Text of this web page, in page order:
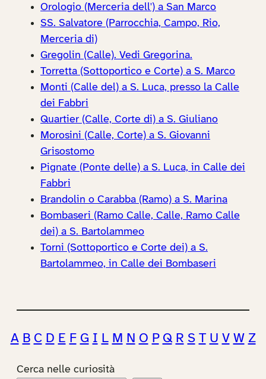
Orologio (Merceria dell') a San Marco
SS. Salvatore (Parrocchia, Campo, Rio,
Merceria di)
Gregolin (Calle). Vedi Gregorina.
Torretta (Sottoportico e Corte) a S. Marco
Monti (Calle del) a S. Luca, presso la Calle
dei Fabbri
Quartier (Calle, Corte di) a S. Giuliano
Morosini (Calle, Corte) a S. Giovanni
Grisostomo
Pignate (Ponte delle) a S. Luca, in Calle dei
Fabbri
Brandolin o Carabba (Ramo) a S. Marina
Bombaseri (Ramo Calle, Calle, Ramo Calle
dei) a S. Bartolammeo
Torni (Sottoportico e Corte dei) a S.
Bartolammeo, in Calle dei Bombaseri
A B C D E F G I L M N O P Q R S T U V W Z
Cerca nelle curiosità